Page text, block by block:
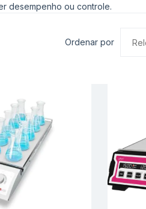
desempenho ou controle.
Ordenar por
lista
de
para